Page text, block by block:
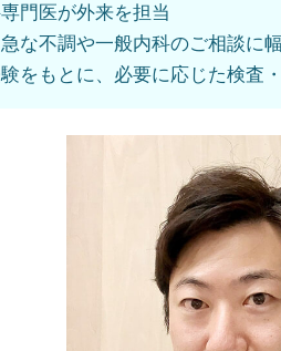
門医が外来を担当
な不調や一般内科のご相談に
をもとに、必要に応じた検査